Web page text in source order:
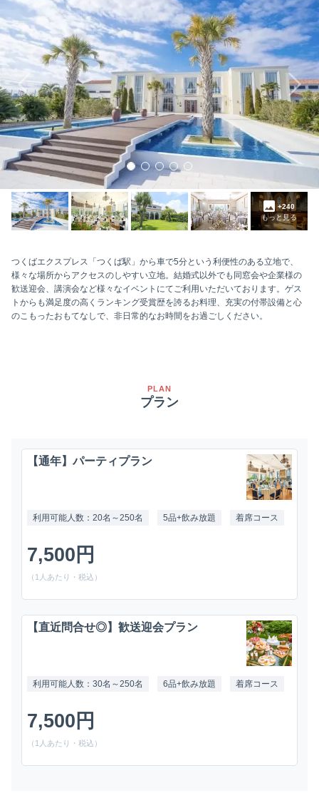
Previous Next
+240
もっと見る
つくばエクスプレス「つくば駅」から車で5分という利便性のある立地で、
様々な場所からアクセスのしやすい立地。結婚式以外でも同窓会や企業様の
歓送迎会、講演会など様々なイベントにてご利用いただいております。ゲス
トからも満足度の高くランキング受賞歴を誇るお料理、充実の付帯設備と心
のこもったおもてなしで、非日常的なお時間をお過ごしください。
PLAN
プラン
【通年】パーティプラン
利用可能人数：20名～250名 5品+飲み放題 着席コース
7,500円
（1人あたり・税込）
【直近問合せ◎】歓送迎会プラン
利用可能人数：30名～250名 6品+飲み放題 着席コース
7,500円
（1人あたり・税込）